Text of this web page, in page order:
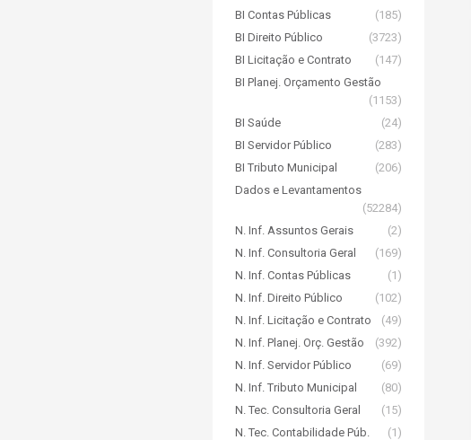
BI Contas Públicas
(185)
BI Direito Público
(3723)
BI Licitação e Contrato
(147)
BI Planej. Orçamento Gestão
(1153)
BI Saúde
(24)
BI Servidor Público
(283)
BI Tributo Municipal
(206)
Dados e Levantamentos
(52284)
N. Inf. Assuntos Gerais
(2)
N. Inf. Consultoria Geral
(169)
N. Inf. Contas Públicas
(1)
N. Inf. Direito Público
(102)
N. Inf. Licitação e Contrato
(49)
N. Inf. Planej. Orç. Gestão
(392)
N. Inf. Servidor Público
(69)
N. Inf. Tributo Municipal
(80)
N. Tec. Consultoria Geral
(15)
N. Tec. Contabilidade Púb.
(1)